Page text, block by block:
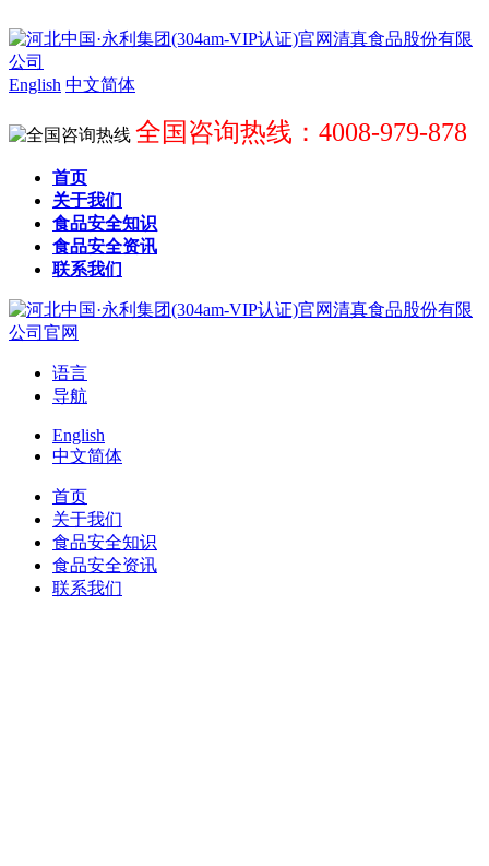
English 中文简体
全国咨询热线：4008-979-878
首页
关于我们
食品安全知识
食品安全资讯
联系我们
语言
导航
English
中文简体
首页
关于我们
食品安全知识
食品安全资讯
联系我们